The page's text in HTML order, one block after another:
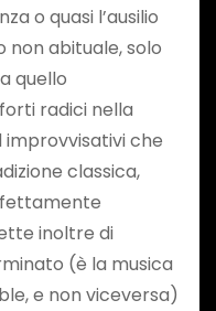
o quasi l’ausilio
abituale, solo
quello
radici nella
improvvisativi che
classica,
inoltre di
(è la musica
e non viceversa)